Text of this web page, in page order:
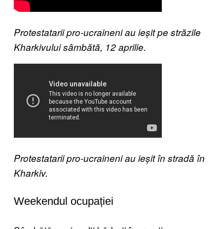
Protestatarii pro-ucraineni au ieșit pe străzile
Kharkivului sâmbătă, 12 aprilie.
Protestatarii pro-ucraineni au ieșit în stradă în
Kharkiv.
Weekendul ocupației